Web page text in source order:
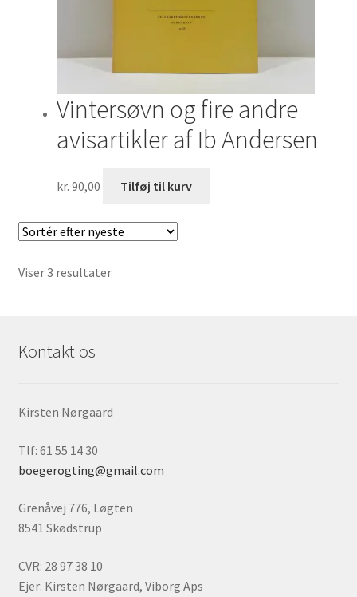
Vintersøvn og fire andre
avisartikler af Ib Andersen
kr. 90,00 Tilføj til kurv
Viser 3 resultaterSorteret
Kontakt os
Kirsten Nørgaard
Tlf: 61 55 14 30
boegerogting@gmail.com
Grenåvej 776, Løgten
8541 Skødstrup
CVR: 28 97 38 10
Ejer: Kirsten Nørgaard, Viborg Aps